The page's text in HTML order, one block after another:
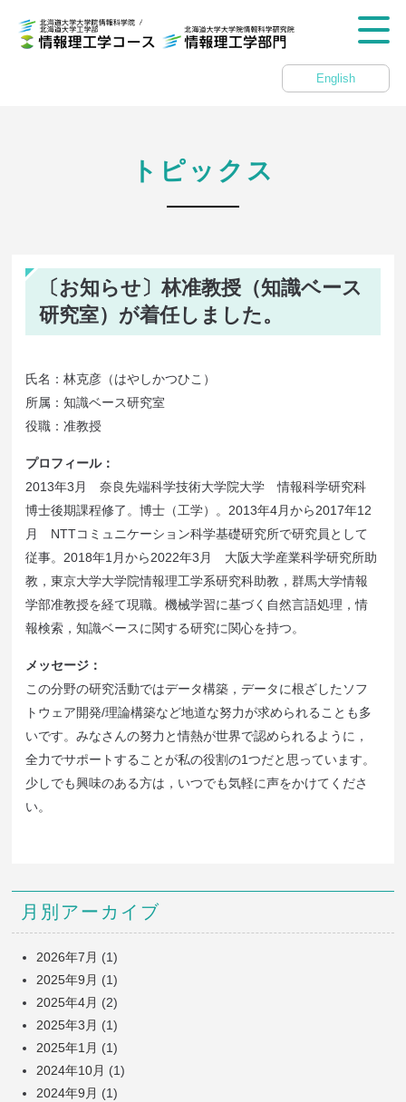
English
トピックス
〔お知らせ〕林准教授（知識ベース
研究室）が着任しました。
氏名：林克彦（はやしかつひこ）
所属：知識ベース研究室
役職：准教授
プロフィール：
2013年3月 奈良先端科学技術大学院大学 情報科学研究科
博士後期課程修了。博士（工学）。2013年4月から2017年12
月 NTTコミュニケーション科学基礎研究所で研究員として
従事。2018年1月から2022年3月 大阪大学産業科学研究所助
教，東京大学大学院情報理工学系研究科助教，群馬大学情報
学部准教授を経て現職。機械学習に基づく自然言語処理，情
報検索，知識ベースに関する研究に関心を持つ。
メッセージ：
この分野の研究活動ではデータ構築，データに根ざしたソフ
トウェア開発/理論構築など地道な努力が求められることも多
いです。みなさんの努力と情熱が世界で認められるように，
全力でサポートすることが私の役割の1つだと思っています。
少しでも興味のある方は，いつでも気軽に声をかけてくださ
い。
月別アーカイブ
2026年7月 (1)
2025年9月 (1)
2025年4月 (2)
2025年3月 (1)
2025年1月 (1)
2024年10月 (1)
2024年9月 (1)